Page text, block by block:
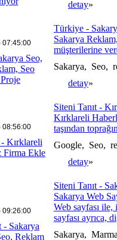
detay»
07:45:00
Türkiye -
Sakarya
müşterilerine
Sakarya, Seo,
detay»
08:56:00
Siteni Tanıt -
Kırklareli
taşından
Google, Seo,
detay»
09:26:00
Siteni Tanıt -
Sakarya Web
Web sayfası ile,
sayfası ayrıca,
Sakarya,